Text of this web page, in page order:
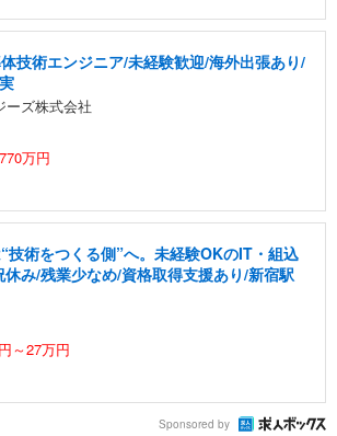
体技術エンジニア/未経験歓迎/海外出張あり/
ーズ株式会社
万円
技術をつくる側”へ。未経験OKのIT・組込
み/残業少なめ/資格取得支援あり/新宿駅
～27万円
Sponsored by